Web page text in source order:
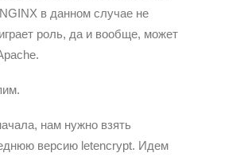
в данном случае не
роль, да и вообще, может
нам нужно взять
версию letencrypt. Идем